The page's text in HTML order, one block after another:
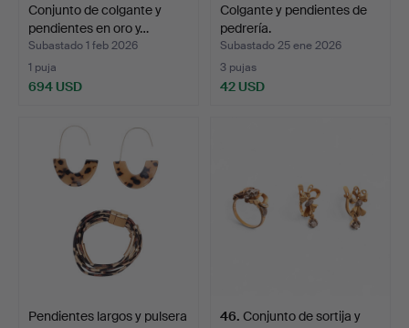
Conjunto de colgante y
pendientes en oro y…
Subastado 1 feb 2026
1 puja
694 USD
Colgante y pendientes de
pedrería.
Subastado 25 ene 2026
3 pujas
42 USD
Pendientes largos y pulsera
46. Conjunto de sortija y